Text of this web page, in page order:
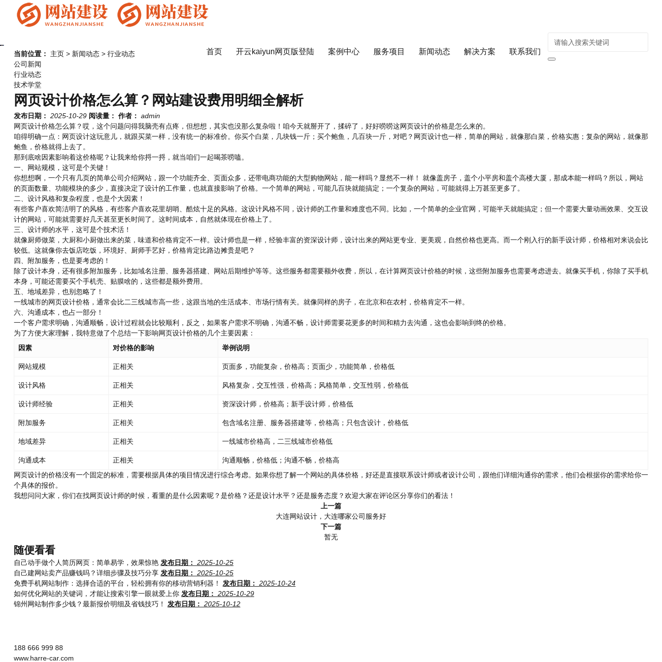
首页 开云kaiyun网页版登陆 案例中心 服务项目 新闻动态 解决方案 联系我们
当前位置： 主页 > 新闻动态 > 行业动态
公司新闻
行业动态
技术学堂
网页设计价格怎么算？网站建设费用明细全解析
发布日期： 2025-10-29 阅读量： 作者： admin
网页设计价格怎么算？哎，这个问题问得我脑壳有点疼，但想想，其实也没那么复杂啦！咱今天就掰开了，揉碎了，好好唠唠这网页设计的价格是怎么来的。
咱得明确一点：网页设计这玩意儿，就跟买菜一样，没有统一的标准价。你买个白菜，几块钱一斤；买个鲍鱼，几百块一斤，对吧？网页设计也一样，简单的网站，就像那白菜，价格实惠；复杂的网站，就像那
鲍鱼，价格就得上去了。
那到底啥因素影响着这价格呢？让我来给你捋一捋，就当咱们一起喝茶唠嗑。
一、网站规模，这可是个关键！
你想想啊，一个只有几页的简单公司介绍网站，跟一个功能齐全、页面众多，还带电商功能的大型购物网站，能一样吗？显然不一样！ 就像盖房子，盖个小平房和盖个高楼大厦，那成本能一样吗？所以，网站
的页面数量、功能模块的多少，直接决定了设计的工作量，也就直接影响了价格。一个简单的网站，可能几百块就能搞定；一个复杂的网站，可能就得上万甚至更多了。
二、设计风格和复杂程度，也是个大因素！
有些客户喜欢简洁明了的风格，有些客户喜欢花里胡哨、酷炫十足的风格。这设计风格不同，设计师的工作量和难度也不同。比如，一个简单的企业官网，可能半天就能搞定；但一个需要大量动画效果、交互设
计的网站，可能就需要好几天甚至更长时间了。这时间成本，自然就体现在价格上了。
三、设计师的水平，这可是个技术活！
就像厨师做菜，大厨和小厨做出来的菜，味道和价格肯定不一样。设计师也是一样，经验丰富的资深设计师，设计出来的网站更专业、更美观，自然价格也更高。而一个刚入行的新手设计师，价格相对来说会比
较低。这就像你去饭店吃饭，环境好、厨师手艺好，价格肯定比路边摊贵是吧？
四、附加服务，也是要考虑的！
除了设计本身，还有很多附加服务，比如域名注册、服务器搭建、网站后期维护等等。这些服务都需要额外收费，所以，在计算网页设计价格的时候，这些附加服务也需要考虑进去。就像买手机，你除了买手机
本身，可能还需要买个手机壳、贴膜啥的，这些都是额外费用。
五、地域差异，也别忽略了！
一线城市的网页设计价格，通常会比二三线城市高一些，这跟当地的生活成本、市场行情有关。就像同样的房子，在北京和在农村，价格肯定不一样。
六、沟通成本，也占一部分！
一个客户需求明确，沟通顺畅，设计过程就会比较顺利，反之，如果客户需求不明确，沟通不畅，设计师需要花更多的时间和精力去沟通，这也会影响到终的价格。
为了方便大家理解，我特意做了个总结一下影响网页设计价格的几个主要因素：
因素
对价格的影响 举例说明
网站规模 正相关 页面多，功能复杂，价格高；页面少，功能简单，价格低
设计风格 正相关 风格复杂，交互性强，价格高；风格简单，交互性弱，价格低
设计师经验 正相关 资深设计师，价格高；新手设计师，价格低
附加服务 正相关 包含域名注册、服务器搭建等，价格高；只包含设计，价格低
地域差异 正相关 一线城市价格高，二三线城市价格低
沟通成本 正相关
沟通顺畅，价格低；沟通不畅，价格高
网页设计的价格没有一个固定的标准，需要根据具体的项目情况进行综合考虑。如果你想了解一个网站的具体价格，好还是直接联系设计师或者设计公司，跟他们详细沟通你的需求，他们会根据你的需求给你一
个具体的报价。
我想问问大家，你们在找网页设计师的时候，看重的是什么因素呢？是价格？还是设计水平？还是服务态度？欢迎大家在评论区分享你们的看法！
上一篇
大连网站设计，大连哪家公司服务好
下一篇
暂无
随便看看
自己动手做个人简历网页：简单易学，效果惊艳 发布日期： 2025-10-25
自己建网站卖产品赚钱吗？详细步骤及技巧分享 发布日期： 2025-10-25
免费手机网站制作：选择合适的平台，轻松拥有你的移动营销利器！
发布日期： 2025-10-24
如何优化网站的关键词，才能让搜索引擎一眼就爱上你 发布日期： 2025-10-29
锦州网站制作多少钱？最新报价明细及省钱技巧！
发布日期： 2025-10-12
188 666 999 88
www.harre-car.com